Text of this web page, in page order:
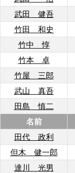
武田 健吾
竹田 和史
竹中 惇
竹本 卓
竹屋 三郎
武山 真吾
田島 慎二
名前
田代 政利
但木 健一郎
達川 光男